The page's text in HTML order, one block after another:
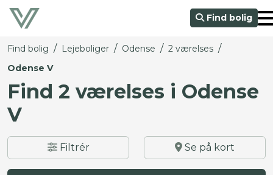
Find bolig
Find bolig / Lejeboliger / Odense / 2 værelses /
Odense V
Find 2 værelses i Odense
V
Filtrér Se på kort